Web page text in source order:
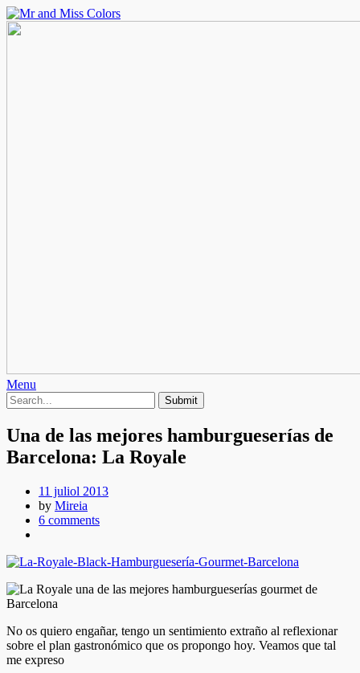
Menu
Una de las mejores hamburgueserías de
Barcelona: La Royale
11 juliol 2013
by Mireia
6 comments
No os quiero engañar, tengo un sentimiento extraño al reflexionar
sobre el plan gastronómico que os propongo hoy. Veamos que tal
me expreso